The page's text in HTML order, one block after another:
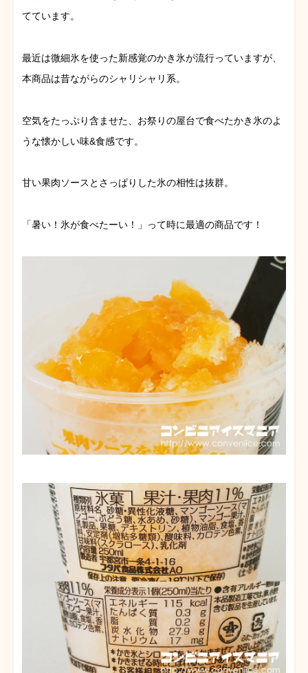
てています。
最近は微細氷を使った新感覚のかき氷が流行っていますが、
本商品は昔ながらのシャリシャリ系。
空気をたっぷり含ませた、お祭りの屋台で食べたかき氷のよ
うな懐かしい味&食感です。
甘い果肉ソースとさっぱりした氷の相性は抜群。
「暑い！氷が食べたーい！」って時に最適の商品です！